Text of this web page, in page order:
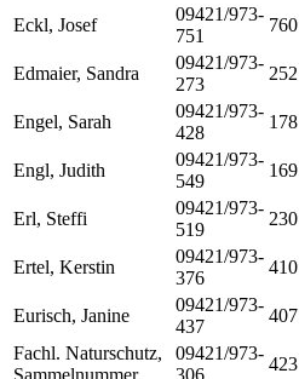
Eckl, Josef
09421/973-
751
760
Edmaier, Sandra
09421/973-
273
252
Engel, Sarah
09421/973-
428
178
Engl, Judith
09421/973-
549
169
Erl, Steffi
09421/973-
519
230
Ertel, Kerstin
09421/973-
376
410
Eurisch, Janine
09421/973-
437
407
Fachl. Naturschutz,
09421/973-
423